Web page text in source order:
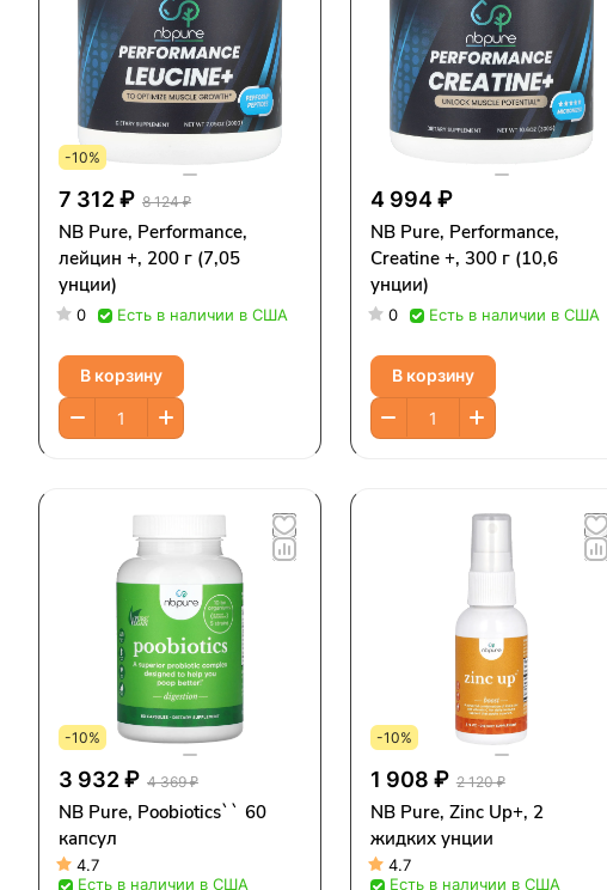
-10%
7 312 ₽ 8 124 ₽
NB Pure, Performance,
лейцин +, 200 г (7,05
унции)
0 Есть в наличии в США
В корзину
4 994 ₽
NB Pure, Performance,
Creatine +, 300 г (10,6
унции)
0 Есть в наличии в США
В корзину
-10%
3 932 ₽ 4 369 ₽
NB Pure, Poobiotics`` 60
капсул
4.7
Есть в наличии в США
-10%
1 908 ₽ 2 120 ₽
NB Pure, Zinc Up+, 2
жидких унции
4.7
Есть в наличии в США